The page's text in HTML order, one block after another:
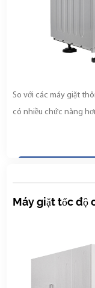
So với các máy giặt
có nhiều chức năng
Máy giặt tốc độ